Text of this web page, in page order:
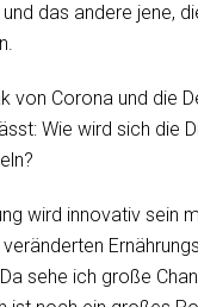
das andere jene,
von Corona und die
Wie wird sich die
wird innovativ sein
sehe ich große